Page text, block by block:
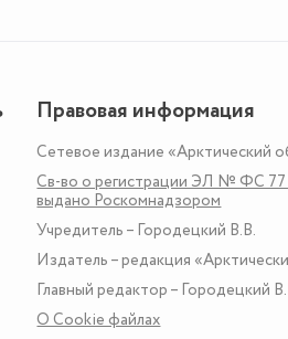
Правовая информация
Сетевое издание «Арктический
Св-во о регистрации ЭЛ № ФС 77
выдано Роскомнадзором
Учредитель – Городецкий В.В.
Издатель – редакция
Главный редактор – Городецкий
О Сookie файлах